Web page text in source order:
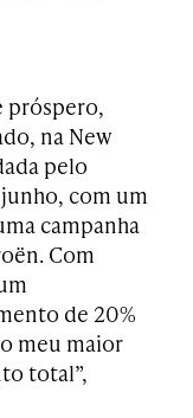
próspero,
na New
pelo
com um
campanha
Com
de 20%
meu maior
total”,